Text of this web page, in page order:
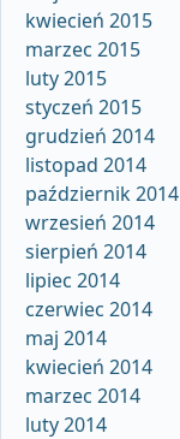
kwiecień 2015
marzec 2015
luty 2015
styczeń 2015
grudzień 2014
listopad 2014
październik 2014
wrzesień 2014
sierpień 2014
lipiec 2014
czerwiec 2014
maj 2014
kwiecień 2014
marzec 2014
luty 2014